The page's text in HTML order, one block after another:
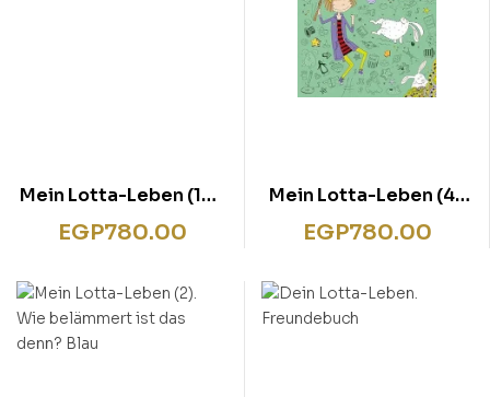
Mein Lotta-Leben (15).
Wer den Wal hat
EGP780.00
Mein Lotta-Leben (4).
Daher weht der Hase!
EGP780.00